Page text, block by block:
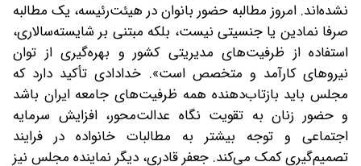
نشده‌اند. امروز مطالبه حضور بانوان در هیئت‌رئیسه، یک مطالبه
صرفا نمادین یا جنسیتی نیست، بلکه مبتنی بر شایسته‌سالاری،
استفاده از ظرفیت‌های مدیریتی کشور و بهره‌گیری از توان
نیروهای کارآمد و متخصص است». خدادادی تأکید دارد که
مجلس باید بازتاب‌دهنده همه ظرفیت‌های جامعه ایران باشد
و حضور زنان به تقویت نگاه عدالت‌محور، افزایش سرمایه
اجتماعی و توجه بیشتر به مطالبات خانواده در فرایند
تصمیم‌گیری کمک می‌کند. جعفر قادری، دیگر نماینده مجلس نیز